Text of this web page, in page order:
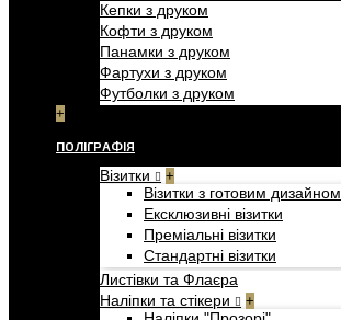
Кепки з друком
Кофти з друком
Панамки з друком
Фартухи з друком
Футболки з друком
+
ПОЛІГРАФІЯ
Візитки +
Візитки з готовим дизайном
Ексклюзивні візитки
Преміальні візитки
Стандартні візитки
Листівки та Флаєра
Наліпки та стікери
+